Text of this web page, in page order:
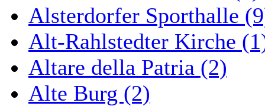
Alsterdorfer Sporthalle
Alt-Rahlstedter Kirche
Altare della Patria (2)
Alte Burg (2)